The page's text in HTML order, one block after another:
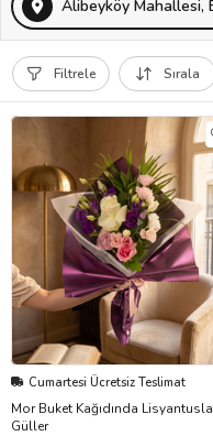
Alibeyköy Mahallesi,
Filtrele Sırala
Cumartesi Ücretsiz Teslimat
Mor Buket Kağıdında
Güller